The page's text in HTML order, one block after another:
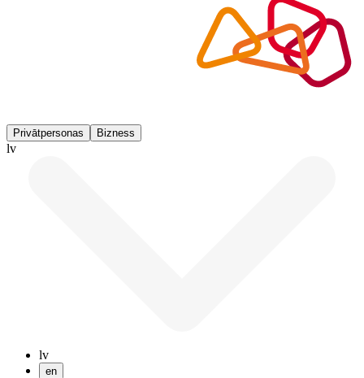
Privātpersonas Bizness
lv
lv
en